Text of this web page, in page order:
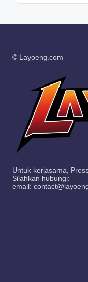
© Layoeng.com
Untuk kerjasama,
Silahkan hubungi:
email: